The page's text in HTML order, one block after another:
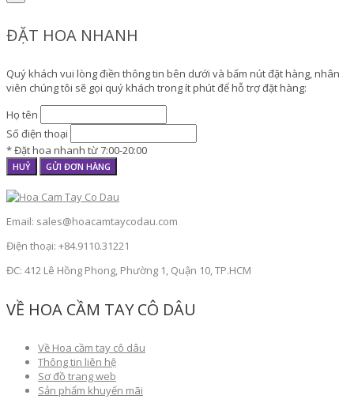
ĐẶT HOA NHANH
Quý khách vui lòng điền thông tin bên dưới và bấm nút đặt hàng, nhân
viên chúng tôi sẽ gọi quý khách trong ít phút để hỗ trợ đặt hàng:
Họ tên
Số điện thoại
* Đặt hoa nhanh từ 7:00-20:00
HUỶ GỬI ĐƠN HÀNG
Email: sales@hoacamtaycodau.com
Điện thoại: +84.9110.31221
ĐC: 412 Lê Hồng Phong, Phường 1, Quận 10, TP.HCM
VỀ HOA CẦM TAY CÔ DÂU
Về Hoa cầm tay cô dâu
Thông tin liên hệ
Sơ đồ trang web
Sản phẩm khuyến mãi